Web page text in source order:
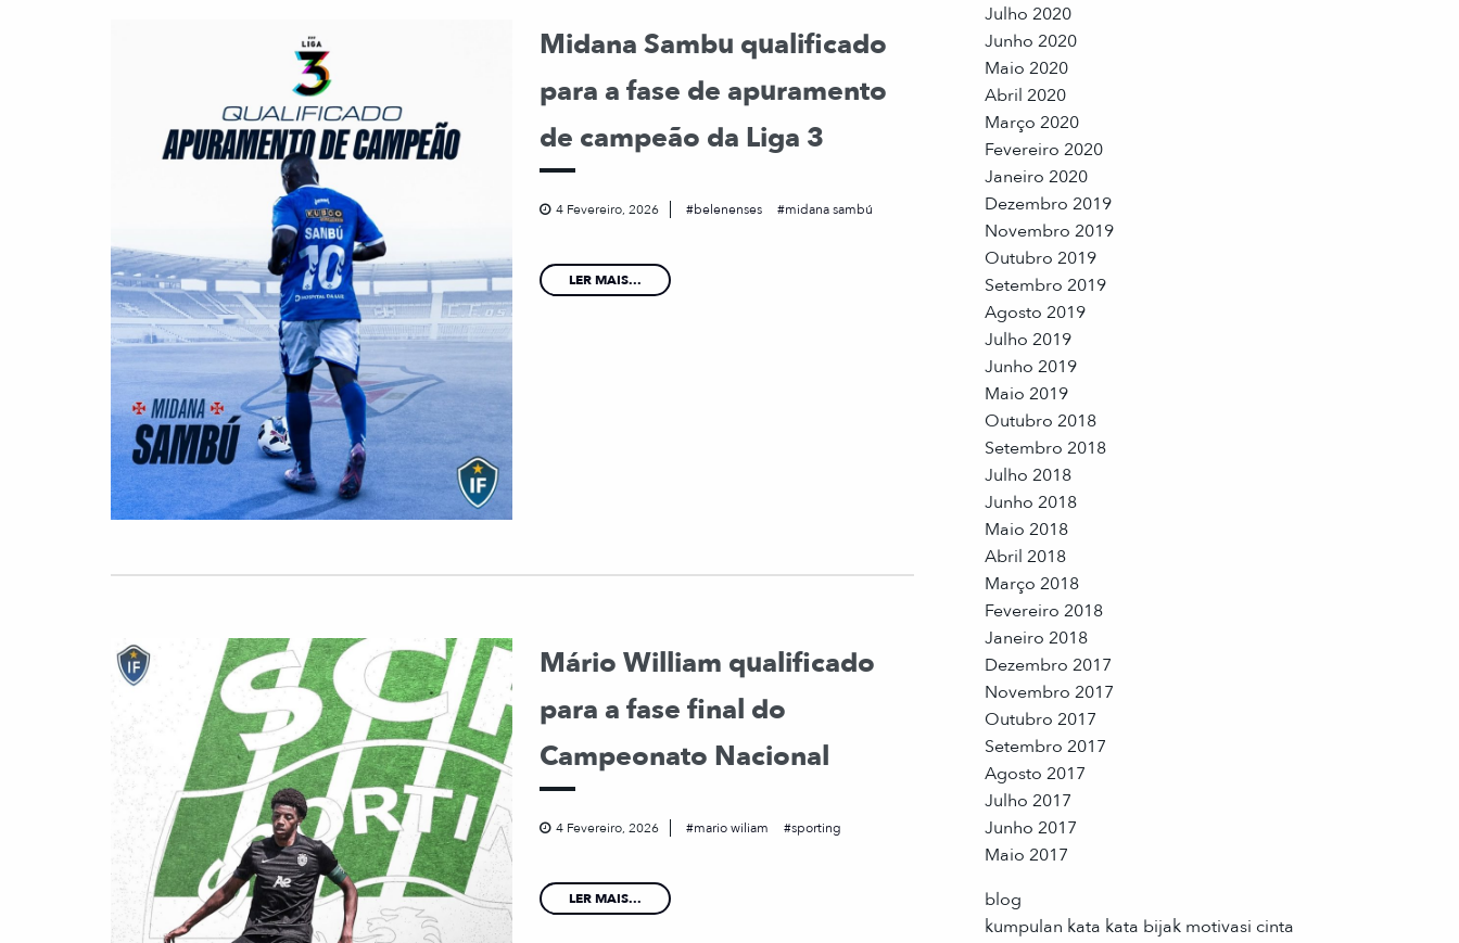
Midana Sambu qualificado
para a fase de apuramento
de campeão da Liga 3
4 Fevereiro, 2026 belenenses midana sambú
LER MAIS...
Mário William qualificado
para a fase final do
Campeonato Nacional
4 Fevereiro, 2026 mario wiliam sporting
LER MAIS...
Julho 2020
Junho 2020
Maio 2020
Abril 2020
Março 2020
Fevereiro 2020
Janeiro 2020
Dezembro 2019
Novembro 2019
Outubro 2019
Setembro 2019
Agosto 2019
Julho 2019
Junho 2019
Maio 2019
Outubro 2018
Setembro 2018
Julho 2018
Junho 2018
Maio 2018
Abril 2018
Março 2018
Fevereiro 2018
Janeiro 2018
Dezembro 2017
Novembro 2017
Outubro 2017
Setembro 2017
Agosto 2017
Julho 2017
Junho 2017
Maio 2017
blog
kumpulan kata kata bijak motivasi cinta